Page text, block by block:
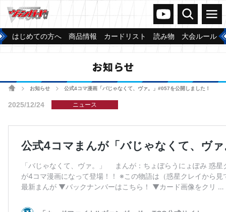
ヴァンガードch
検索 メニュー
はじめての方へ 商品情報 カードリスト 読み物 大会ルール
お知らせ
ホームお知らせ 公式4コマ漫画「バじゃなくて、ヴァ。」#057を公開しました！
2025/12/24 ニュース